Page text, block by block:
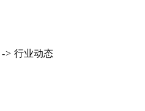
-> 行业动态